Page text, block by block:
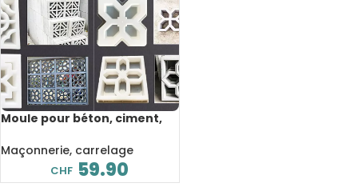
Moule pour béton, ciment,
pavage, 30x30x7 cm
Maçonnerie, carrelage
CHF 59.90